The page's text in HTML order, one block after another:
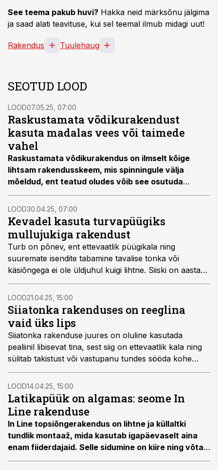
See teema pakub huvi? Hakka neid märksõnu jälgima
ja saad alati teavituse, kui sel teemal ilmub midagi uut!
Rakendus Tuulehaug
SEOTUD LOOD
LOOD07.05.25, 07:00
Raskustamata võdikurakendust
kasuta madalas vees või taimede
vahel
Raskustamata võdikurakendus on ilmselt kõige
lihtsam rakendusskeem, mis spinningule välja
mõeldud, ent teatud oludes võib see osutuda
uskumatult tõhusaks.
LOOD30.04.25, 07:00
Kevadel kasuta turvapüügiks
mullujukiga rakendust
Turb on põnev, ent ettevaatlik püügikala ning
suuremate isendite tabamine tavalise tonka või
käsiõngega ei ole üldjuhul kuigi lihtne. Siiski on aastas
üks periood, mil ka suured turvad on üsna lihtsa
vaevaga püütavad. See aeg on mais, siis kasutatakse
turvapüügiks spetsiaalset ilma tinata ujukirakendust.
Tegemist on ühe lihtsama rakendusskeemiga, millega
on üldse võimalik kala püüda, samal ajal on see
kevadisel ajal ülimalt efektiivne.
LOOD21.04.25, 15:00
Siiatonka rakenduses on reeglina
vaid üks lips
Siiatonka rakenduse juures on oluline kasutada
pealiinil libisevat tina, sest siig on ettevaatlik kala ning
sülitab takistust või vastupanu tundes sööda kohe
suust välja. Oluline nipp on ka see, et püügile pandud
tonka pealiin ei tohiks olla pingule keritud.
LOOD14.04.25, 15:00
Latikapüük on algamas: seome In
Line rakenduse
In Line topsiõngerakendus on lihtne ja küllaltki
tundlik montaaž, mida kasutab igapäevaselt aina
enam fiiderdajaid. Selle sidumine on kiire ning võtab
oskaja mehe käes vaid paar minutit.